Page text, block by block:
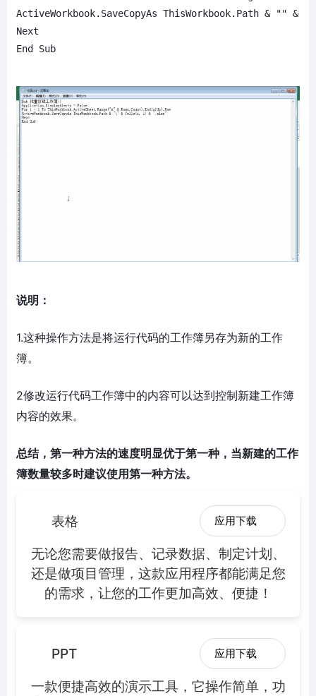
ActiveWorkbook.SaveCopyAs ThisWorkbook.Path & ""
Next
End Sub
说明：
1.这种操作方法是将运行代码的工作簿另存为新的工作
簿。
2修改运行代码工作簿中的内容可以达到控制新建工作簿
内容的效果。
总结，第一种方法的速度明显优于第一种，当新建的工作
簿数量较多时建议使用第一种方法。
表格 应用下载
无论您需要做报告、记录数据、制定计划、
还是做项目管理，这款应用程序都能满足您
的需求，让您的工作更加高效、便捷！
PPT 应用下载
一款便捷高效的演示工具，它操作简单，功